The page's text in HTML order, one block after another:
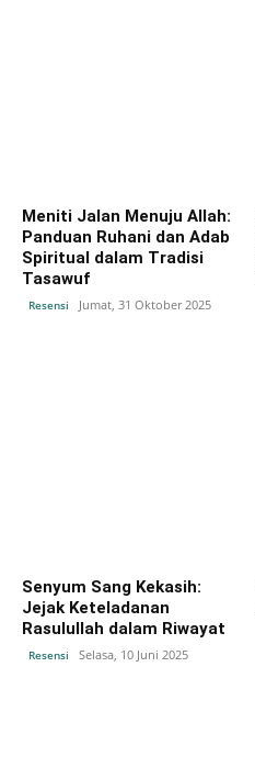
Meniti Jalan Menuju Allah:
Panduan Ruhani dan Adab
Spiritual dalam Tradisi
Tasawuf
Resensi Jumat, 31 Oktober 2025
Senyum Sang Kekasih:
Jejak Keteladanan
Rasulullah dalam Riwayat
Resensi Selasa, 10 Juni 2025